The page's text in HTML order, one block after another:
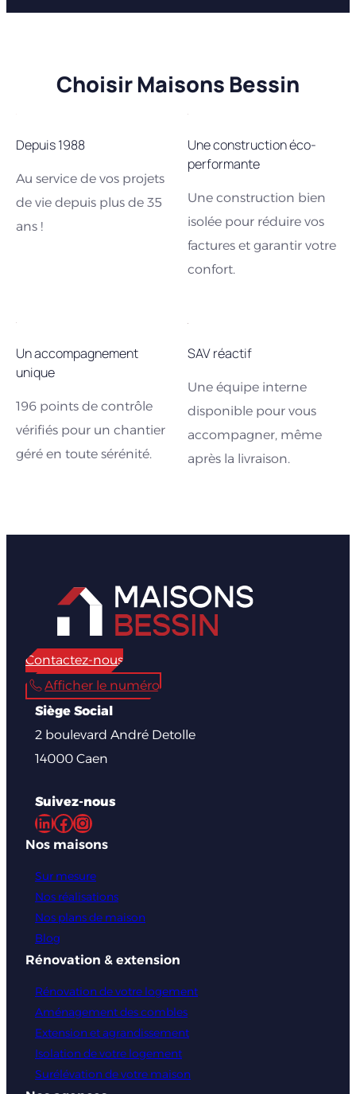
Choisir Maisons Bessin
Depuis 1988
Au service de vos projets
de vie depuis plus de 35
ans !
Une construction éco-
performante
Une construction bien
isolée pour réduire vos
factures et garantir votre
confort.
Un accompagnement
unique
196 points de contrôle
vérifiés pour un chantier
géré en toute sérénité.
SAV réactif
Une équipe interne
disponible pour vous
accompagner, même
après la livraison.
Contactez-nous
Afficher le numéro
Siège Social
2 boulevard André Detolle
14000 Caen
Suivez-nous
LinkedIn Facebook Instagram
Nos maisons
Sur mesure
Nos réalisations
Nos plans de maison
Blog
Rénovation & extension
Rénovation de votre logement
Aménagement des combles
Extension et agrandissement
Isolation de votre logement
Surélévation de votre maison